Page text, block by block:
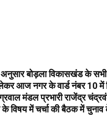
अनुसार बोड़ला विकासखंड के
आज नगर के वार्ड नंबर 10
मंडल प्रभारी राजेंद्र
में चर्चा की बैठक में चुनाव